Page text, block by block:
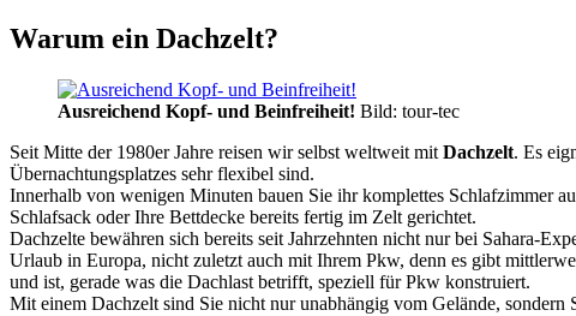
Warum ein Dachzelt?
Ausreichend Kopf- und Beinfreiheit! Bild: tour-tec
Seit Mitte der 1980er Jahre reisen wir selbst weltweit mit Dachzelt. Es
Übernachtungsplatzes sehr flexibel sind.
Innerhalb von wenigen Minuten bauen Sie ihr komplettes Schlafzimmer
Schlafsack oder Ihre Bettdecke bereits fertig im Zelt gerichtet.
Dachzelte bewähren sich bereits seit Jahrzehnten nicht nur bei Sahara-
Urlaub in Europa, nicht zuletzt auch mit Ihrem Pkw, denn es gibt
und ist, gerade was die Dachlast betrifft, speziell für Pkw konstruiert.
Mit einem Dachzelt sind Sie nicht nur unabhängig vom Gelände,